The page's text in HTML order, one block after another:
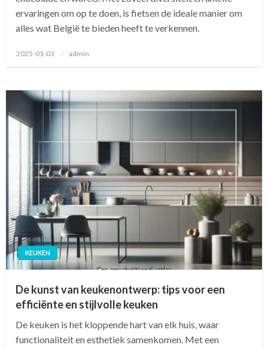
ervaringen om op te doen, is fietsen de ideale manier om
alles wat België te bieden heeft te verkennen.
Geplaatst
2025-01-03 admin
KEUKEN
De kunst van keukenontwerp: tips voor een
efficiënte en stijlvolle keuken
De keuken is het kloppende hart van elk huis, waar
functionaliteit en esthetiek samenkomen. Met een